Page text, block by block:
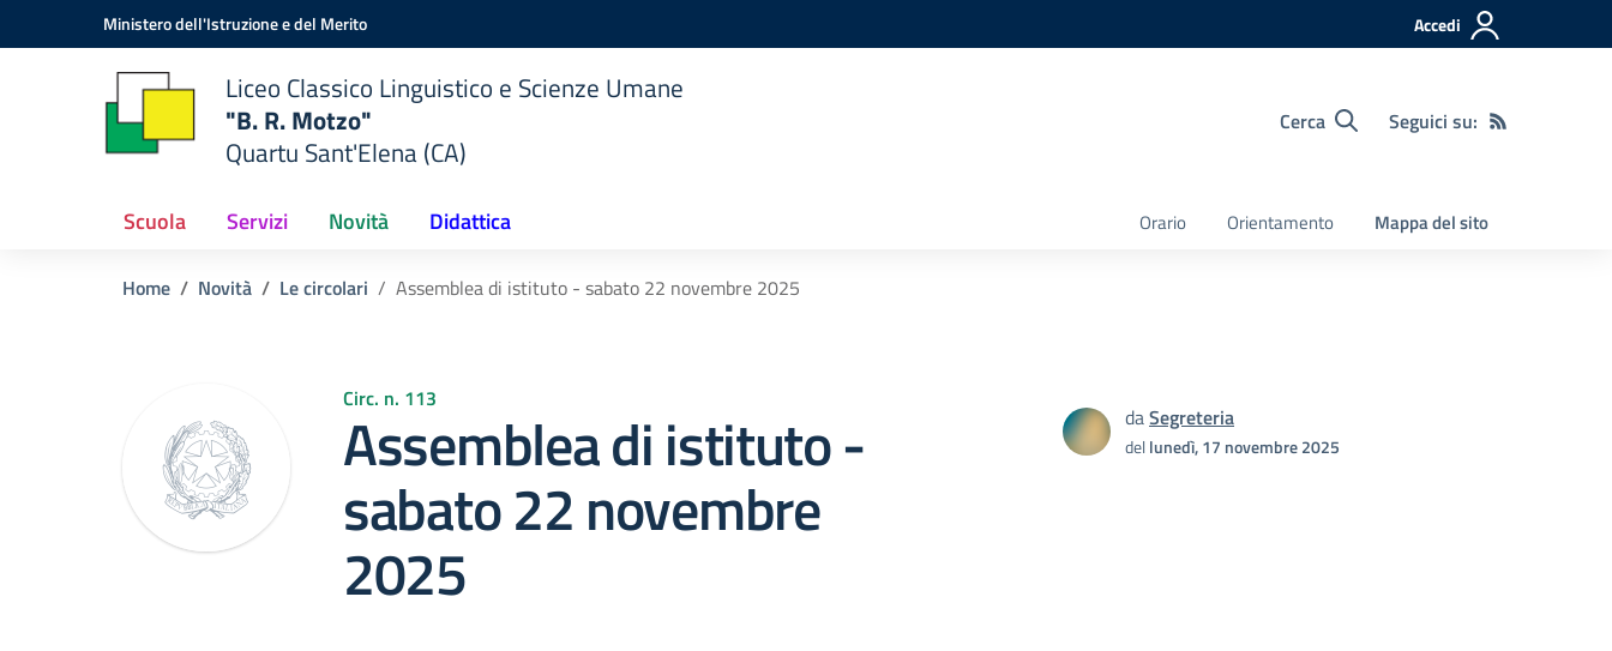
Vai ai contenuti
Vai al menu di navigazioneMinistero dell'Istruzione e del Merito Accedi
Liceo Classico Linguistico e Scienze Umane
"B. R. Motzo"
Quartu Sant'Elena (CA)
Cerca Seguici su:
Scuola Servizi Novità Didattica Orario Orientamento Mappa del sito
Home Novità Le circolari Assemblea di istituto - sabato 22 novembre 2025
Circ. n. 113
Assemblea di istituto -
sabato 22 novembre
2025
daSegreteria
dellunedì, 17 novembre 2025